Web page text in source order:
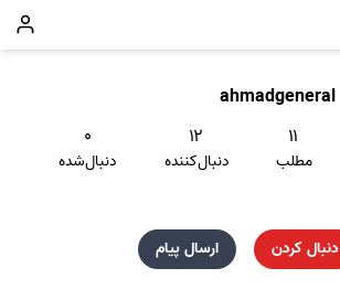
ahmadgeneral
۱۱
مطلب
۱۲
دنبال‌کننده
۰
دنبال‌شده
دنبال کردن ارسال پیام